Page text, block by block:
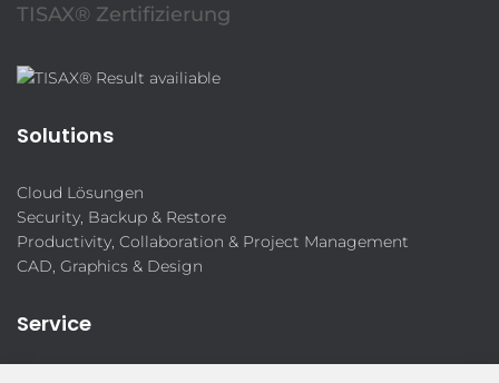
TISAX® Zertifizierung
Solutions
Cloud Lösungen
Security, Backup & Restore
Productivity, Collaboration & Project Management
CAD, Graphics & Design
Service